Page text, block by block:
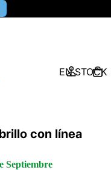
EN STOCK
con línea
Septiembre